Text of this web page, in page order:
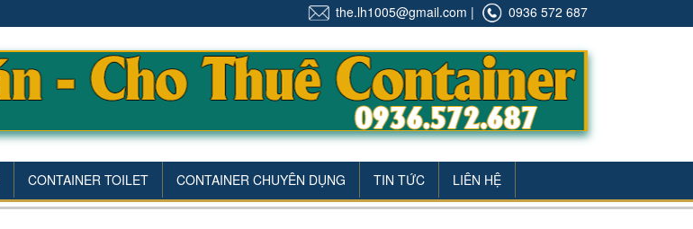
the.lh1005@gmail.com | 0936 572 687
CONTAINER TOILET CONTAINER CHUYÊN DỤNG TIN TỨC LIÊN HỆ